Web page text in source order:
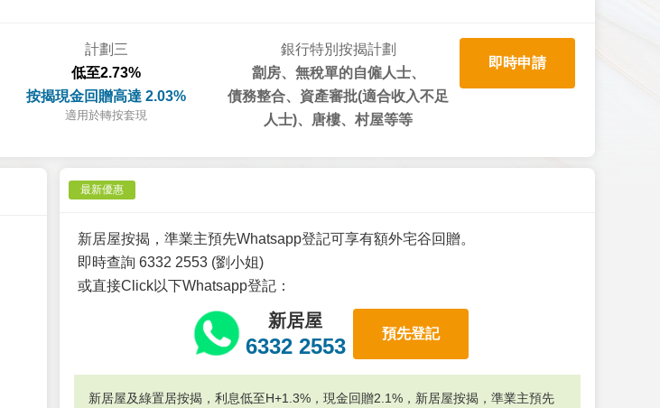
計劃三
低至2.73%
按揭現金回贈高達 2.03%
適用於轉按套現
銀行特別按揭計劃
劏房、無稅單的自僱人士、
債務整合、資產審批(適合收入不足
人士)、唐樓、村屋等等
即時申請
最新優惠
新居屋按揭，準業主預先Whatsapp登記可享有額外宅谷回贈。
即時查詢 6332 2553 (劉小姐)
或直接Click以下Whatsapp登記：
新居屋
6332 2553
預先登記
新居屋及綠置居按揭，利息低至H+1.3%，現金回贈2.1%，新居屋按揭，準業主預先